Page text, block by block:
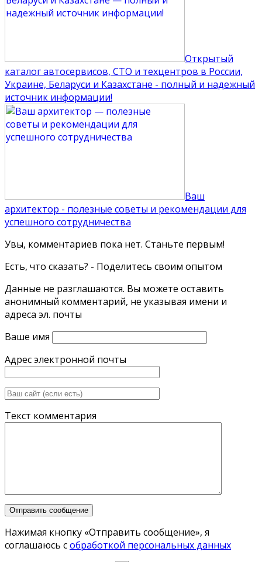
Открытый
каталог автосервисов, СТО и техцентров в России,
Украине, Беларуси и Казахстане - полный и надежный
источник информации!
Ваш
архитектор - полезные советы и рекомендации для
успешного сотрудничества
Увы, комментариев пока нет. Станьте первым!
Есть, что сказать? - Поделитесь своим опытом
Данные не разглашаются. Вы можете оставить
анонимный комментарий, не указывая имени и
адреса эл. почты
Ваше имя
Адрес электронной почты
Текст комментария
Нажимая кнопку «Отправить сообщение», я
соглашаюсь собработкой персональных данных